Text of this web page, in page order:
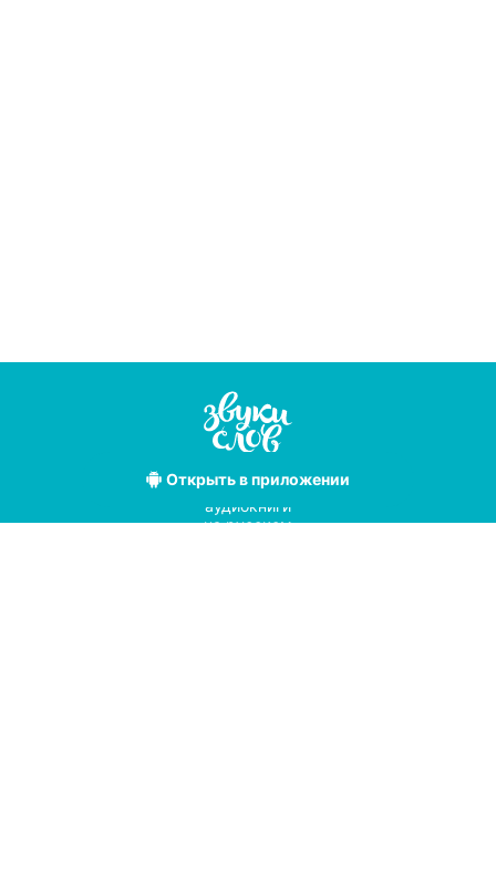
Открытьв приложении
Лучшие
аудиокниги
на русском